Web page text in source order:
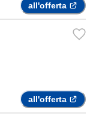
all'offerta
all'offerta